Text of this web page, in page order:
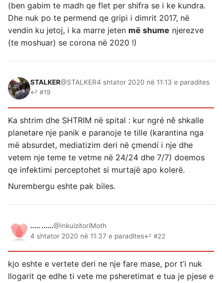
(ben gabim te madh qe flet per shifra se i ke kundra.
Dhe nuk po te permend qe gripi i dimrit 2017, në
vendin ku jetoj, i ka marre jeten më shume njerezve
(te moshuar) se corona në 2020 !)
STALKER@STALKER4 shtator 2020 në 11:13 e paradites
↩ #19
Ka shtrim dhe SHTRIM në spital : kur ngré nê shkalle
planetare nje panik e paranoje te tille (karantina nga
më absurdet, mediatizim deri në çmendí i nje dhe
vetem nje teme te vetme në 24/24 dhe 7/7) doemos
qe infektimi perceptohet si murtajë apo kolerë.
Nurembergu eshte pak biles.
..... ......@InkuizitoriMoth
4 shtator 2020 në 11:37 e paradites↩ #22
kjo eshte e vertete deri ne nje fare mase, por t’i nuk
llogarit qe edhe ti vete me psheretimat e tua je pjese e